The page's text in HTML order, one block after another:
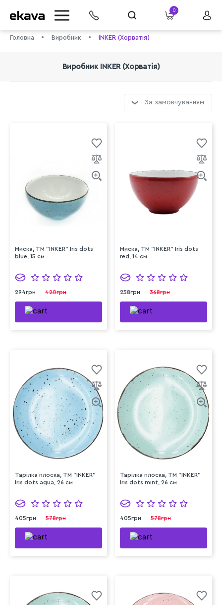
0
Головна Виробник INKER (Хорватія)
Виробник INKER (Хорватія)
За замовчуванням
Миска, ТМ "INKER" Iris dots
blue, 15 см
294грн 420грн
Миска, ТМ "INKER" Iris dots
red, 14 см
258грн 368грн
Тарілка плоска, ТМ "INKER"
Iris dots aqua, 26 см
405грн 578грн
Тарілка плоска, ТМ "INKER"
Iris dots mint, 26 см
405грн 578грн